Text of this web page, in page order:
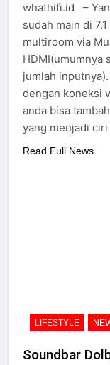
whathifi.id –
sudah main di
multiroom via
HDMI(umumnya
jumlah
dengan koneksi
anda bisa
yang menjadi
Read Full News
LIFESTYLE
Soundbar